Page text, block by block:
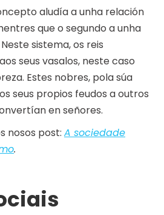
aludía a unha relación
que o segundo a unha
sistema, os reis
seus vasalos, neste caso
Estes nobres, pola súa
seus propios feudos a outros
en señores.
nosos post: A sociedade
.